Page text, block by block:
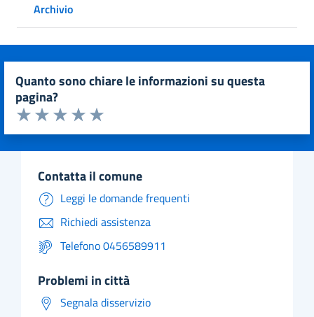
Archivio
quanto sono chiare le informazioni su questa
pagina?
Valuta da 1 a 5 stelle la pagina
Valuta 5 stelle su 5
Valuta 4 stelle su 5
Valuta 3 stelle su 5
Valuta 2 stelle su 5
Valuta 1 stelle su 5
contatta il comune
Leggi le domande frequenti
Richiedi assistenza
Telefono 0456589911
problemi in città
Segnala disservizio